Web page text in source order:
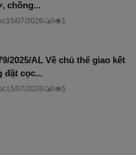
chồng...
15/07/2026 0 1
2025/AL Về chủ thể giao kết
đặt cọc...
15/07/2026 0 5